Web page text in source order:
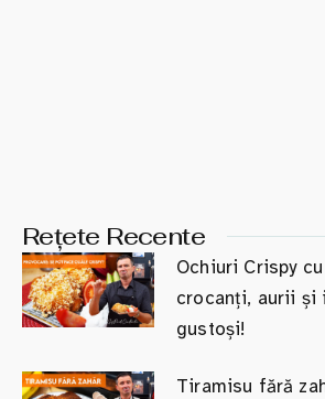
Rețete Recente
Ochiuri Crispy
crocanți, aurii și
gustoși!
Tiramisu fără